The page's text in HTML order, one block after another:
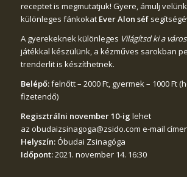
receptet is megmutatjuk! Gyere, ámulj
különleges fánkokat Ever Alon séf
A gyerekeknek különleges Világítsd ki a
játékkal készülünk, a kézműves sarokban
trenderlit is készíthetnek.
Belépő:felnőtt – 2000 Ft, gyermek – 1000 Ft
fizetendő)
Regisztrálni november 10-ig lehet
az obudaizsinagoga@zsido.com e-mail
Helyszín:Óbudai Zsinagóga
Időpont:2021. november 14. 16:30